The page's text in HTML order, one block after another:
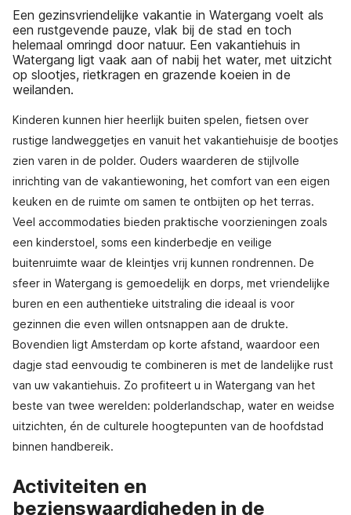
Een gezinsvriendelijke vakantie in Watergang voelt als
een rustgevende pauze, vlak bij de stad en toch
helemaal omringd door natuur. Een vakantiehuis in
Watergang ligt vaak aan of nabij het water, met uitzicht
op slootjes, rietkragen en grazende koeien in de
weilanden.
Kinderen kunnen hier heerlijk buiten spelen, fietsen over
rustige landweggetjes en vanuit het vakantiehuisje de bootjes
zien varen in de polder. Ouders waarderen de stijlvolle
inrichting van de vakantiewoning, het comfort van een eigen
keuken en de ruimte om samen te ontbijten op het terras.
Veel accommodaties bieden praktische voorzieningen zoals
een kinderstoel, soms een kinderbedje en veilige
buitenruimte waar de kleintjes vrij kunnen rondrennen. De
sfeer in Watergang is gemoedelijk en dorps, met vriendelijke
buren en een authentieke uitstraling die ideaal is voor
gezinnen die even willen ontsnappen aan de drukte.
Bovendien ligt Amsterdam op korte afstand, waardoor een
dagje stad eenvoudig te combineren is met de landelijke rust
van uw vakantiehuis. Zo profiteert u in Watergang van het
beste van twee werelden: polderlandschap, water en weidse
uitzichten, én de culturele hoogtepunten van de hoofdstad
binnen handbereik.
Activiteiten en
bezienswaardigheden in de